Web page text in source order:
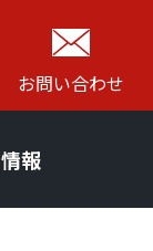
お問い合わせ
報